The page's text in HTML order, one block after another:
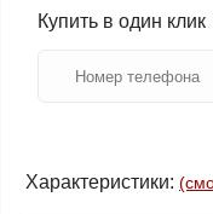
Купить в один клик
Характеристики: